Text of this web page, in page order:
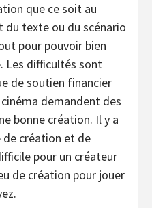
que ce soit au
du texte ou du scénario
pour pouvoir bien
Les difficultés sont
de soutien financier
demandent des
bonne création. Il y a
de création et de
pour un créateur
de création pour jouer